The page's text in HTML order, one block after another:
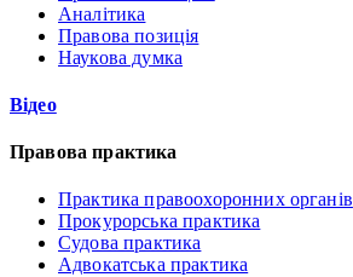
Аналітика
Правова позиція
Наукова думка
Відео
Правова практика
Практика правоохоронних органів
Прокурорська практика
Судова практика
Адвокатська практика